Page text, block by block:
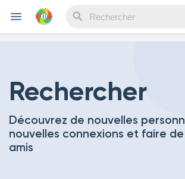
Découvrir Evènements
Rechercher
Découvrez de nouvelles
nouvelles connexions et faire
amis